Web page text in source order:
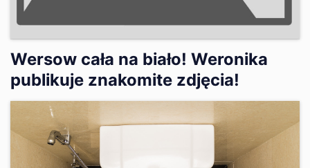
Wersow cała na biało! Weronika
publikuje znakomite zdjęcia!